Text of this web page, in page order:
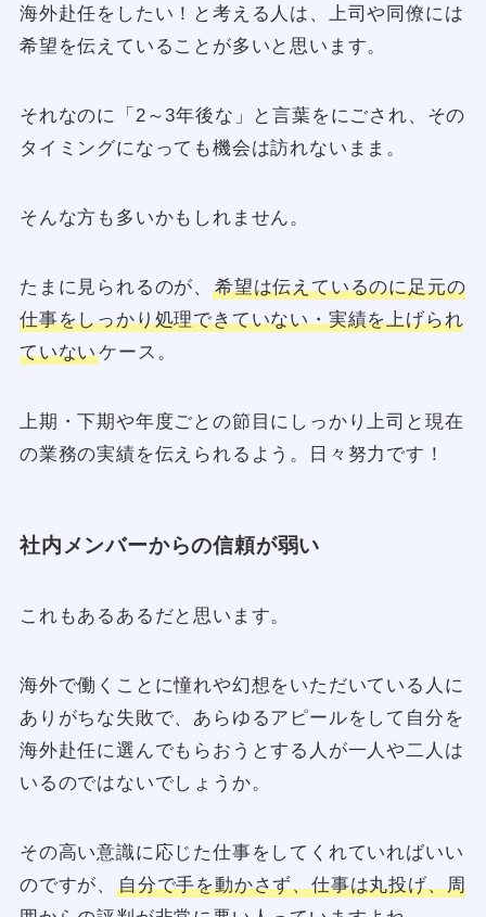
海外赴任をしたい！と考える人は、上司や同僚には
希望を伝えていることが多いと思います。
それなのに「2～3年後な」と言葉をにごされ、その
タイミングになっても機会は訪れないまま。
そんな方も多いかもしれません。
たまに見られるのが、
希望は伝えているのに足元の
仕事をしっかり処理できていない・実績を上げられ
ていないケース。
上期・下期や年度ごとの節目にしっかり上司と現在
の業務の実績を伝えられるよう。日々努力です！
社内メンバーからの信頼が弱い
これもあるあるだと思います。
海外で働くことに憧れや幻想をいただいている人に
ありがちな失敗で、あらゆるアピールをして自分を
海外赴任に選んでもらおうとする人が一人や二人は
いるのではないでしょうか。
その高い意識に応じた仕事をしてくれていればいい
のですが、
自分で手を動かさず、仕事は丸投げ、周